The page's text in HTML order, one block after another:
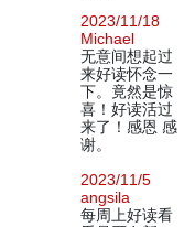
2023/11/18
Michael
无意间想起过
来好读怀念一
下。竟然是惊
喜！好读活过
来了！感恩 感
谢。
2023/11/5
angsila
每周上好读看